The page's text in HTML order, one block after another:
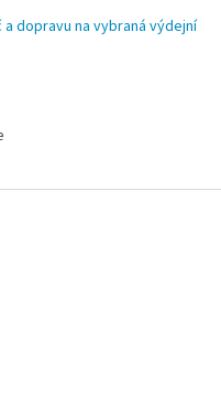
a dopravu na vybraná výdejní